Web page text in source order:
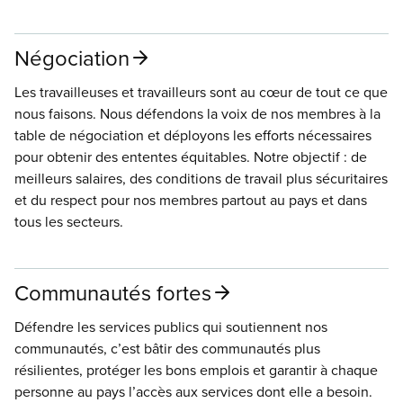
Négociation
Les travailleuses et travailleurs sont au cœur de tout ce que
nous faisons. Nous défendons la voix de nos membres à la
table de négociation et déployons les efforts nécessaires
pour obtenir des ententes équitables. Notre objectif : de
meilleurs salaires, des conditions de travail plus sécuritaires
et du respect pour nos membres partout au pays et dans
tous les secteurs.
Communautés fortes
Défendre les services publics qui soutiennent nos
communautés, c’est bâtir des communautés plus
résilientes, protéger les bons emplois et garantir à chaque
personne au pays l’accès aux services dont elle a besoin.